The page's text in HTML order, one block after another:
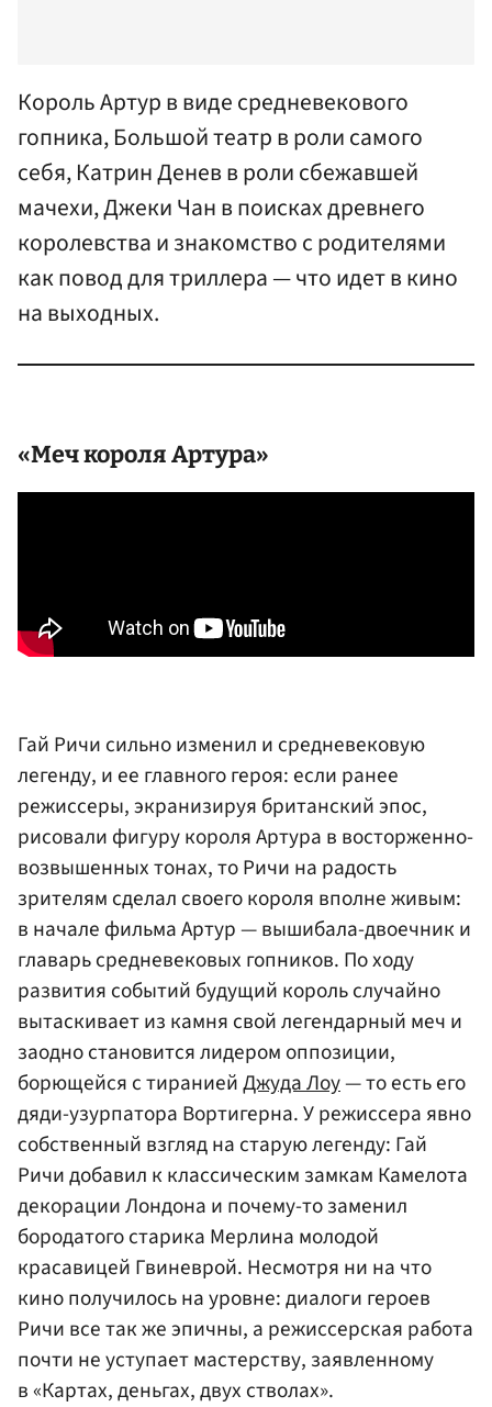
Король Артур в виде средневекового
гопника, Большой театр в роли самого
себя, Катрин Денев в роли сбежавшей
мачехи, Джеки Чан в поисках древнего
королевства и знакомство с родителями
как повод для триллера — что идет в кино
на выходных.
«Меч короля Артура»
Гай Ричи сильно изменил и средневековую
легенду, и ее главного героя: если ранее
режиссеры, экранизируя британский эпос,
рисовали фигуру короля Артура в восторженно-
возвышенных тонах, то Ричи на радость
зрителям сделал своего короля вполне живым:
в начале фильма Артур — вышибала-двоечник и
главарь средневековых гопников. По ходу
развития событий будущий король случайно
вытаскивает из камня свой легендарный меч и
заодно становится лидером оппозиции,
борющейся с тираниейДжуда Лоу— то есть его
дяди-узурпатора Вортигерна. У режиссера явно
собственный взгляд на старую легенду: Гай
Ричи добавил к классическим замкам Камелота
декорации Лондона и почему-то заменил
бородатого старика Мерлина молодой
красавицей Гвиневрой. Несмотря ни на что
кино получилось на уровне: диалоги героев
Ричи все так же эпичны, а режиссерская работа
почти не уступает мастерству, заявленному
в «Картах, деньгах, двух стволах».